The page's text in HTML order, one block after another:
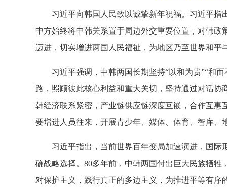
习近平向韩国人民致以诚挚新年祝福。习近平
中方始终将中韩关系置于周边外交重要位置，对韩
迈进，切实增进两国人民福祉，为地区乃至世界和平
习近平强调，中韩两国长期坚持“以和为贵”“和
路，照顾彼此核心利益和重大关切，坚持通过对话
韩经济联系紧密，产业链供应链深度互嵌，合作互
要增进人员往来，开展青少年、媒体、体育、智库
习近平指出，当前世界百年变局加速演进，国
确战略选择。80多年前，中韩两国付出巨大民族牺
对保护主义，践行真正的多边主义，为推进平等有